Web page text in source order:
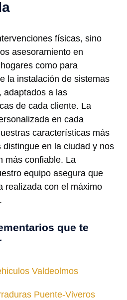
físicas, sino
asesoramiento en
como para
la instalación de sistemas
adaptados a las
de cada cliente. La
en cada
características más
en la ciudad y nos
más confiable. La
equipo asegura que
realizada con el máximo
que te
Valdeolmos
Puente-Viveros